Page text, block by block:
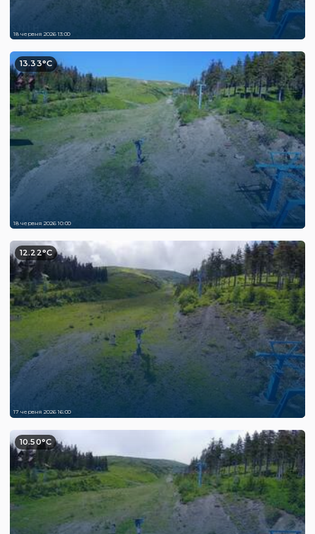
18 червня 2026 13:00
13.33°C
18 червня 2026 10:00
12.22°C
17 червня 2026 16:00
10.50°C